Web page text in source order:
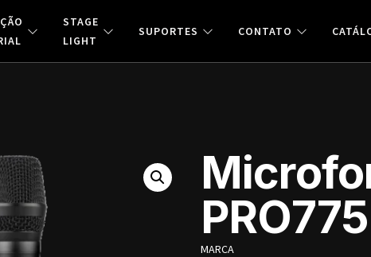
STAGE
LIGHT
SUPORTES CONTATO
MARCA